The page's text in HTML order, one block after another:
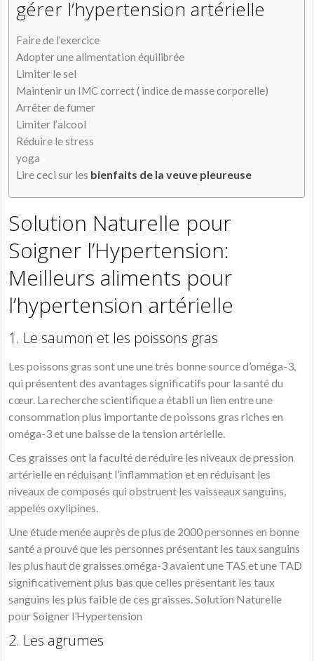
gérer l’hypertension artérielle
Faire de l’exercice
Adopter une alimentation équilibrée
Limiter le sel
Maintenir un IMC correct ( indice de masse corporelle)
Arrêter de fumer
Limiter l’alcool
Réduire le stress
yoga
Lire ceci sur les bienfaits de la veuve pleureuse
Solution Naturelle pour
Soigner l’Hypertension:
Meilleurs aliments pour
l’hypertension artérielle
1. Le saumon et les poissons gras
Les poissons gras sont une une très bonne source d’oméga-3,
qui présentent des avantages significatifs pour la santé du
cœur. La recherche scientifique a établi un lien entre une
consommation plus importante de poissons gras riches en
oméga-3 et une baisse de la tension artérielle.
Ces graisses ont la faculté de réduire les niveaux de pression
artérielle en réduisant l’inflammation et en réduisant les
niveaux de composés qui obstruent les vaisseaux sanguins,
appelés oxylipines.
Une étude menée auprès de plus de 2000 personnes en bonne
santé a prouvé que les personnes présentant les taux sanguins
les plus haut de graisses oméga-3 avaient une TAS et une TAD
significativement plus bas que celles présentant les taux
sanguins les plus faible de ces graisses. Solution Naturelle
pour Soigner l’Hypertension
2. Les agrumes